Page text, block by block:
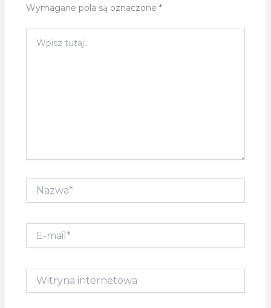
Wymagane pola są oznaczone *
tutaj..
mail*
Witryna
internetowa